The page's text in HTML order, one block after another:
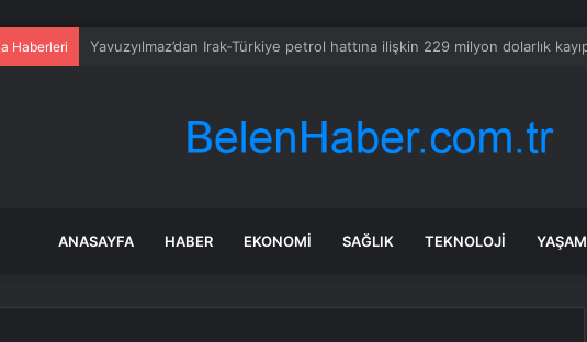
Haberleri İsrail ordusunda isyan: Onlarca asker silahlarını bırakıp üssü terk etti
ANASAYFA HABER EKONOMI SAĞLIK TEKNOLOJI YAŞAM